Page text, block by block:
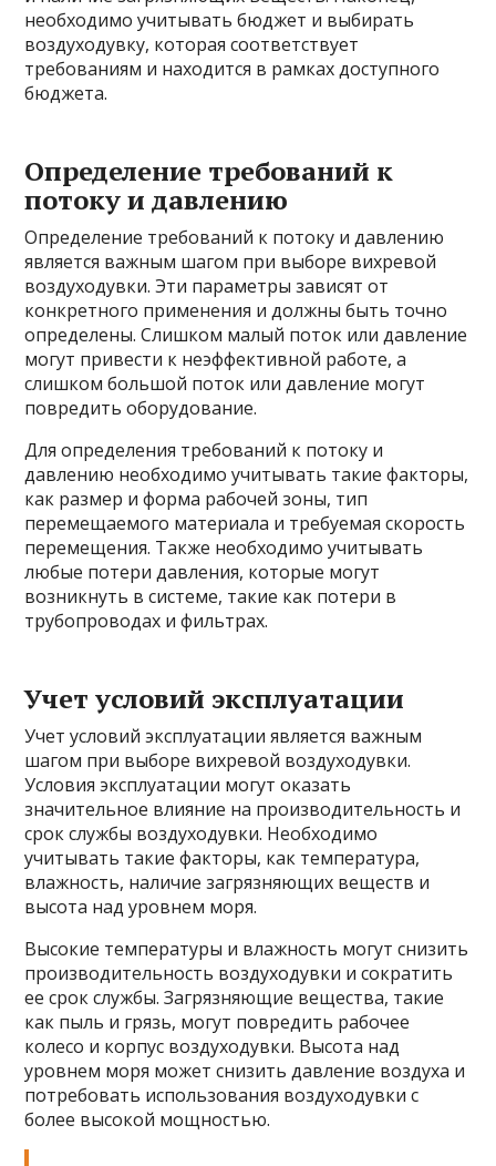
необходимо учитывать бюджет и выбирать
воздуходувку, которая соответствует
требованиям и находится в рамках доступного
бюджета.
Определение требований к
потоку и давлению
Определение требований к потоку и давлению
является важным шагом при выборе вихревой
воздуходувки. Эти параметры зависят от
конкретного применения и должны быть точно
определены. Слишком малый поток или давление
могут привести к неэффективной работе, а
слишком большой поток или давление могут
повредить оборудование.
Для определения требований к потоку и
давлению необходимо учитывать такие факторы,
как размер и форма рабочей зоны, тип
перемещаемого материала и требуемая скорость
перемещения. Также необходимо учитывать
любые потери давления, которые могут
возникнуть в системе, такие как потери в
трубопроводах и фильтрах.
Учет условий эксплуатации
Учет условий эксплуатации является важным
шагом при выборе вихревой воздуходувки.
Условия эксплуатации могут оказать
значительное влияние на производительность и
срок службы воздуходувки. Необходимо
учитывать такие факторы, как температура,
влажность, наличие загрязняющих веществ и
высота над уровнем моря.
Высокие температуры и влажность могут снизить
производительность воздуходувки и сократить
ее срок службы. Загрязняющие вещества, такие
как пыль и грязь, могут повредить рабочее
колесо и корпус воздуходувки. Высота над
уровнем моря может снизить давление воздуха и
потребовать использования воздуходувки с
более высокой мощностью.